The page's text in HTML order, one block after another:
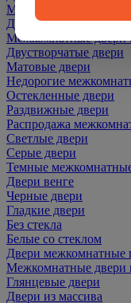
Межкомнатные двери
Двери со скидкой
Межкомнатные двери
Двустворчатые двери
Матовые двери
Недорогие
Остекленные двери
Раздвижные двери
Распродажа
Светлые двери
Серые двери
Темные
Двери венге
Черные двери
Гладкие двери
Без стекла
Белые со стеклом
Двери межкомнатные
Межкомнатные двери
Глянцевые двери
Двери из массива